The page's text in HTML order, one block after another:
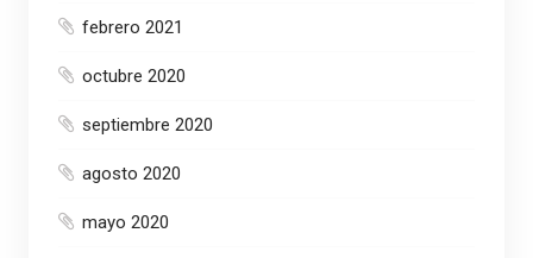
febrero 2021
octubre 2020
septiembre 2020
agosto 2020
mayo 2020